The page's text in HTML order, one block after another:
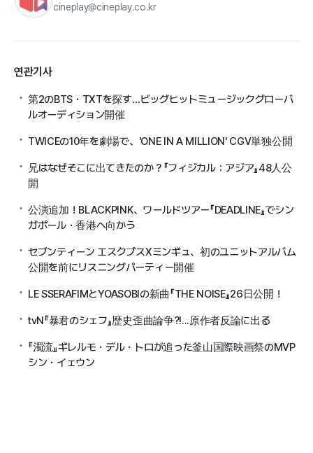
cineplay@cineplay.co.kr
연관기사
第2のBTS・TXTを探す…ビッグヒットミュージックグローバ
ルオーディション開催
TWICEの10年を劇場で、'ONE IN A MILLION' CGV単独公開
兄はなぜそこに出てきたのか？『フィジカル：アジア』48人公
開
公演追加！BLACKPINK、ワールドツアー『DEADLINE』でシン
ガポール・香港へ向かう
セブンティーン エスクプスXミンギュ、初のユニットアルバム
公開を前にリスニングパーティー開催
LE SSERAFIMとYOASOBIの新曲『THE NOISE』26日公開！
tvN『暴君のシェフ』歴史歪曲論争?!...原作者反論に出る
『濁流』ギレルモ・デル・トロが追った釜山国際映画祭のMVP
シン・イェウン